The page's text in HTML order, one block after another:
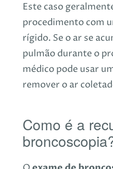
Este caso
procedimento com
rígido. Se o ar se
pulmão durante o
médico pode usar
remover o ar
Como é a